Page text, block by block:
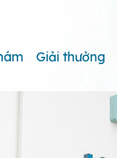
Giải thưởng